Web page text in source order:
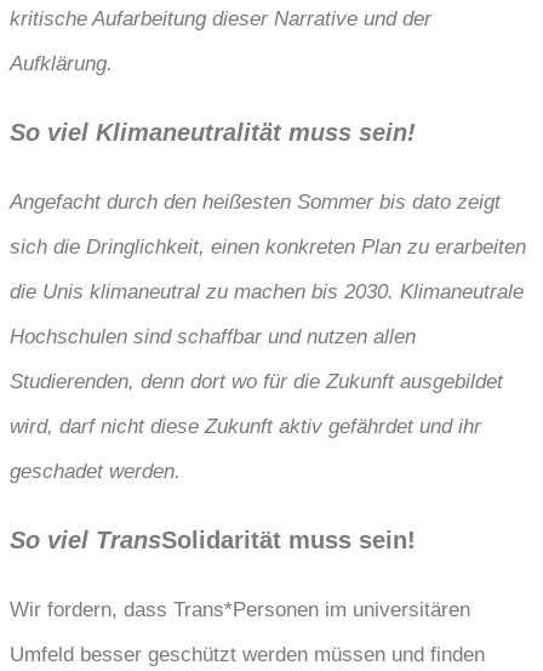
kritische Aufarbeitung dieser Narrative und der
Aufklärung.
So viel Klimaneutralität muss sein!
Angefacht durch den heißesten Sommer bis dato zeigt
sich die Dringlichkeit, einen konkreten Plan zu erarbeiten
die Unis klimaneutral zu machen bis 2030. Klimaneutrale
Hochschulen sind schaffbar und nutzen allen
Studierenden, denn dort wo für die Zukunft ausgebildet
wird, darf nicht diese Zukunft aktiv gefährdet und ihr
geschadet werden.
So viel TransSolidarität muss sein!
Wir fordern, dass Trans*Personen im universitären
Umfeld besser geschützt werden müssen und finden